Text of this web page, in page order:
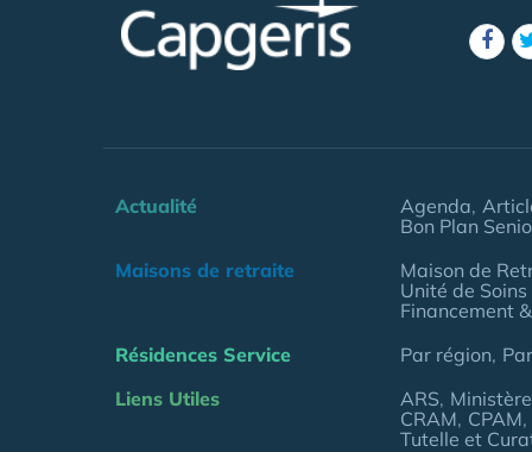
Actualité Agenda
Bon Plan
Maisons de retraite
Maison de
Unité de
Financement
Résidences Service
Par région
Liens Utiles
ARS
CRAM CPAM
Tutelle et